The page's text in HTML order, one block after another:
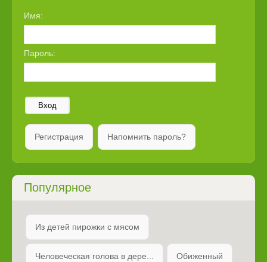
Имя:
Пароль:
Вход
Регистрация Напомнить пароль?
Популярное
Из детей пирожки с мясом
Человеческая голова в дере... Обиженный